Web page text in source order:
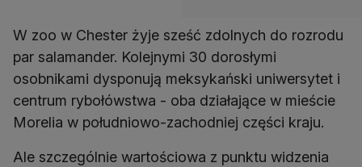
W zoo w Chester żyje sześć zdolnych do rozrodu
par salamander. Kolejnymi 30 dorosłymi
osobnikami dysponują meksykański uniwersytet i
centrum rybołówstwa - oba działające w mieście
Morelia w południowo-zachodniej części kraju.
Ale szczególnie wartościowa z punktu widzenia